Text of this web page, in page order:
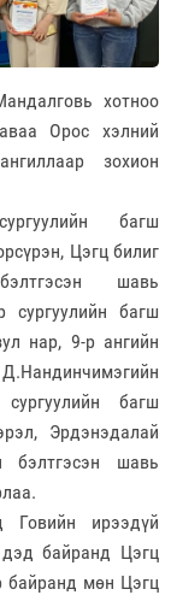
хотноо
Орос хэлний
зохион
багш
Цэгц билиг
шавь
сургуулийн багш
нар, 9-р ангийн
багш
Эрдэнэдалай
бэлтгэсэн шавь
Говийн ирээдүй
дэд байранд Цэгц
байранд мөн Цэгц